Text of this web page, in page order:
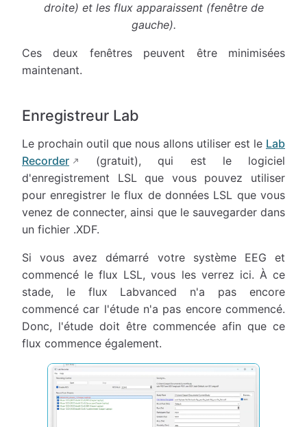
droite) et les flux apparaissent (fenêtre de
gauche).
Ces deux fenêtres peuvent être minimisées
maintenant.
Enregistreur Lab
Le prochain outil que nous allons utiliser est le Lab
Recorder
(gratuit), qui est le logiciel
d'enregistrement LSL que vous pouvez utiliser
pour enregistrer le flux de données LSL que vous
venez de connecter, ainsi que le sauvegarder dans
un fichier .XDF.
Si vous avez démarré votre système EEG et
commencé le flux LSL, vous les verrez ici. À ce
stade, le flux Labvanced n'a pas encore
commencé car l'étude n'a pas encore commencé.
Donc, l'étude doit être commencée afin que ce
flux commence également.